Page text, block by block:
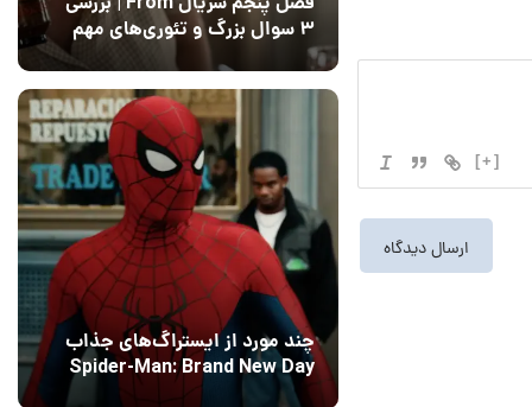
[+]
۳ سوال بزرگ و تئوری‌های مهم
12 مرداد 1405
چند مورد از ایستراگ‌های جذاب
Spider-Man: Brand New Day
فاش شدند
۰